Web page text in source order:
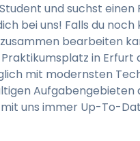
und suchst
bei uns! Falls du
bearbeiten
in
mit modernsten
Aufgabengebieten
uns immer Up-To-